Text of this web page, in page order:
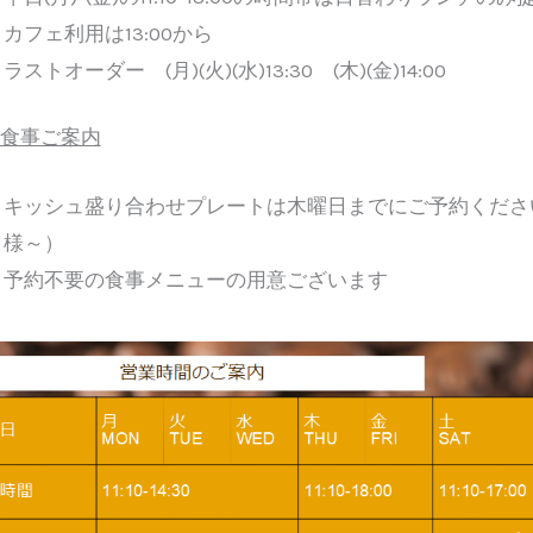
カフェ利用は13:00から
ラストオーダー (月)(火)(水)13:30 (木)(金)14:00
事ご案内
キッシュ盛り合わせプレートは木曜日までにご予約くだ
様～）
予約不要の食事メニューの用意ございます